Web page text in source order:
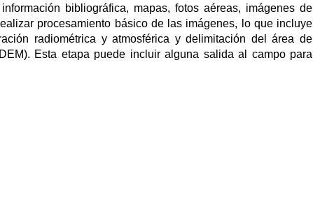
bibliográfica, mapas, fotos aéreas, imágenes de
procesamiento básico de las imágenes, lo que incluye
radiométrica y atmosférica y delimitación del área de
Esta etapa puede incluir alguna salida al campo para